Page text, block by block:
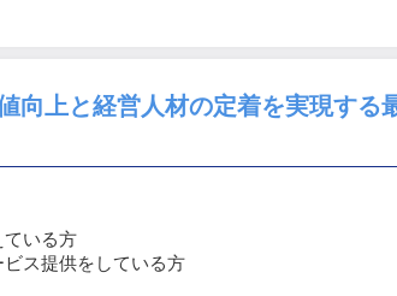
向上と経営人材の定着を実現する
いる方
ス提供をしている方